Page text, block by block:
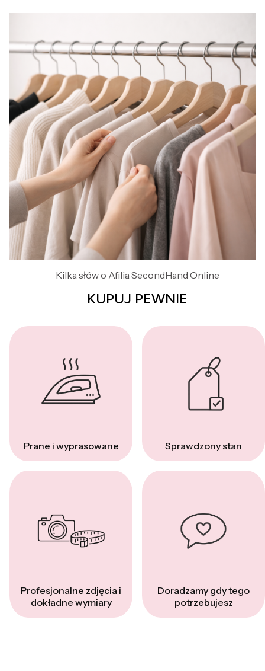
Kilka słów o Afilia SecondHand Online
KUPUJ PEWNIE
Prane i wyprasowane Sprawdzony stan
Profesjonalne zdjęcia i
dokładne wymiary
Doradzamy gdy tego
potrzebujesz